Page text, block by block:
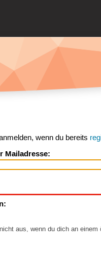
wenn du bereits
Mailadresse:
aus, wenn du dich an